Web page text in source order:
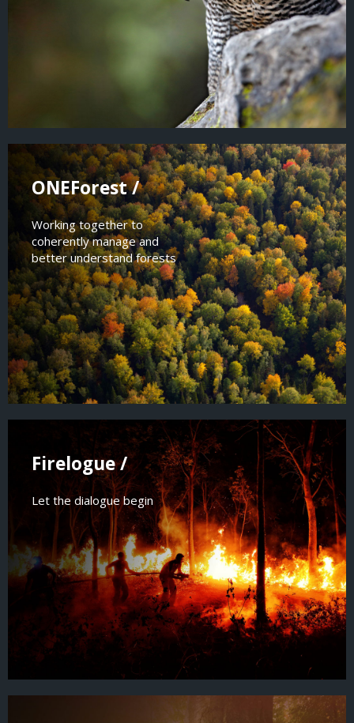
ONEForest /
Working together to
coherently manage and
better understand forests
Firelogue /
Let the dialogue begin